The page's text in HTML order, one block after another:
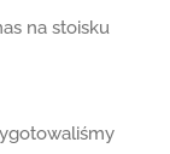
na stoisku